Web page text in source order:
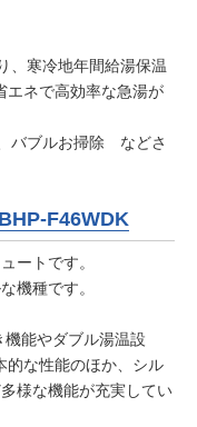
、寒冷地年間給湯保温
エネで高効率な急湯が
バブルお掃除 などさ
BHP-F46WDK
ートです。
機種です。
能やダブル湯温設
的な性能のほか、シル
様な機能が充実してい